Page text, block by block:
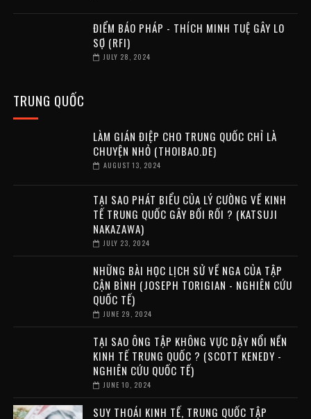
ĐIỂM BÁO PHÁP - THÍCH MINH TUỆ GÂY LO
SỢ (RFI)
JULY 28, 2024
TRUNG QUỐC
LÀM GIÁN ĐIỆP CHO TRUNG QUỐC CHỈ LÀ
CHUYỆN NHỎ (THOIBAO.DE)
AUGUST 13, 2024
TẠI SAO PHÁT BIỂU CỦA LÝ CƯỜNG VỀ KINH
TẾ TRUNG QUỐC GÂY BỐI RỐI ? (KATSUJI
NAKAZAWA)
JULY 23, 2024
NHỮNG BÀI HỌC LỊCH SỬ VỀ NGA CỦA TẬP
CẬN BÌNH (JOSEPH TORIGIAN - NGHIÊN CỨU
QUỐC TẾ)
JUNE 29, 2024
TẠI SAO ÔNG TẬP KHÔNG VỰC DẬY NỔI NỀN
KINH TẾ TRUNG QUỐC ? (SCOTT KENEDY -
NGHIÊN CỨU QUỐC TẾ)
JUNE 10, 2024
SUY THOÁI KINH TẾ, TRUNG QUỐC TẬP